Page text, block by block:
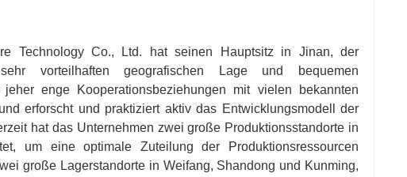
Technology Co., Ltd. hat seinen Hauptsitz in Jinan, der
vorteilhaften geografischen Lage und bequemen
enge Kooperationsbeziehungen mit vielen bekannten
erforscht und praktiziert aktiv das Entwicklungsmodell der
hat das Unternehmen zwei große Produktionsstandorte in
um eine optimale Zuteilung der Produktionsressourcen
große Lagerstandorte in Weifang, Shandong und Kunming,